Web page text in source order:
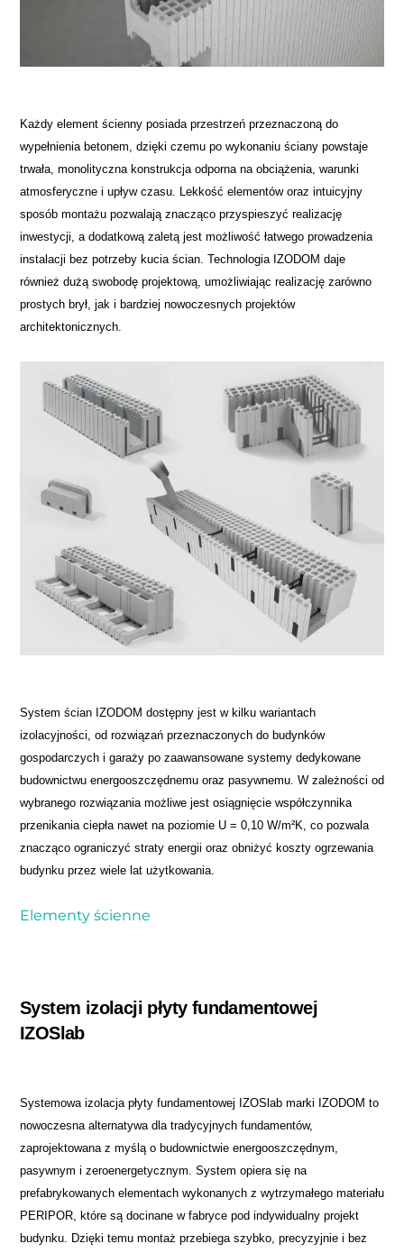
Każdy element ścienny posiada przestrzeń przeznaczoną do
wypełnienia betonem, dzięki czemu po wykonaniu ściany powstaje
trwała, monolityczna konstrukcja odporna na obciążenia, warunki
atmosferyczne i upływ czasu. Lekkość elementów oraz intuicyjny
sposób montażu pozwalają znacząco przyspieszyć realizację
inwestycji, a dodatkową zaletą jest możliwość łatwego prowadzenia
instalacji bez potrzeby kucia ścian. Technologia IZODOM daje
również dużą swobodę projektową, umożliwiając realizację zarówno
prostych brył, jak i bardziej nowoczesnych projektów
architektonicznych.
System ścian IZODOM dostępny jest w kilku wariantach
izolacyjności, od rozwiązań przeznaczonych do budynków
gospodarczych i garaży po zaawansowane systemy dedykowane
budownictwu energooszczędnemu oraz pasywnemu. W zależności od
wybranego rozwiązania możliwe jest osiągnięcie współczynnika
przenikania ciepła nawet na poziomie U = 0,10 W/m²K, co pozwala
znacząco ograniczyć straty energii oraz obniżyć koszty ogrzewania
budynku przez wiele lat użytkowania.
Elementy ścienne
System izolacji płyty fundamentowej
IZOSlab
Systemowa izolacja płyty fundamentowej IZOSlab marki IZODOM to
nowoczesna alternatywa dla tradycyjnych fundamentów,
zaprojektowana z myślą o budownictwie energooszczędnym,
pasywnym i zeroenergetycznym. System opiera się na
prefabrykowanych elementach wykonanych z wytrzymałego materiału
PERIPOR, które są docinane w fabryce pod indywidualny projekt
budynku. Dzięki temu montaż przebiega szybko, precyzyjnie i bez